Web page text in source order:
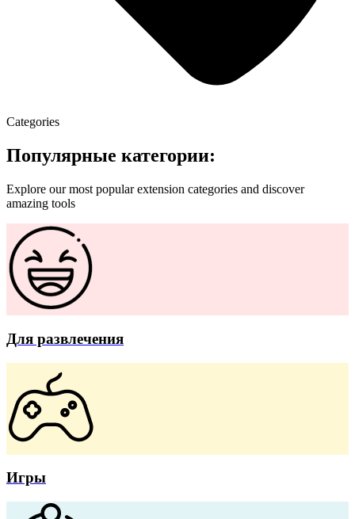
Categories
Популярные категории:
Explore our most popular extension categories and discover
amazing tools
Для развлечения
Игры